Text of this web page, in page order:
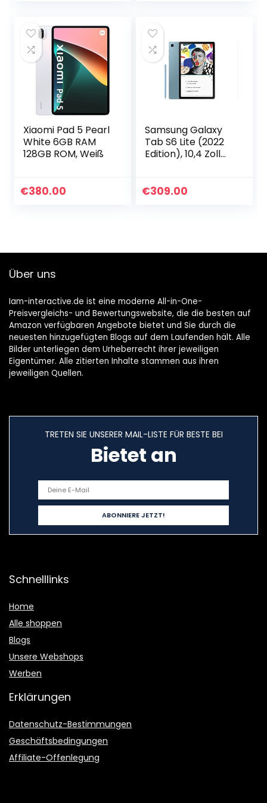
Xiaomi Pad 5 Pearl
White 6GB RAM
128GB ROM, Weiß
€380.00
Samsung Galaxy
Tab S6 Lite (2022
Edition), 10,4 Zoll
Android Tablet inkl.
€309.00
Über uns
Iam-interactive.de ist eine moderne All-in-One-
Preisvergleichs- und Bewertungswebsite, die die besten auf
Amazon verfügbaren Angebote bietet und Sie durch die
neuesten hinzugefügten Blogs auf dem Laufenden hält. Alle
Bilder unterliegen dem Urheberrecht ihrer jeweiligen
Eigentümer. Alle zitierten Inhalte stammen aus ihren
jeweiligen Quellen.
TRETEN SIE UNSERER MAIL-LISTE FÜR BESTE BEI
Bietet an
Schnelllinks
Home
Alle shoppen
Blogs
Unsere Webshops
Werben
Erklärungen
Datenschutz-Bestimmungen
Geschäftsbedingungen
Affiliate-Offenlegung